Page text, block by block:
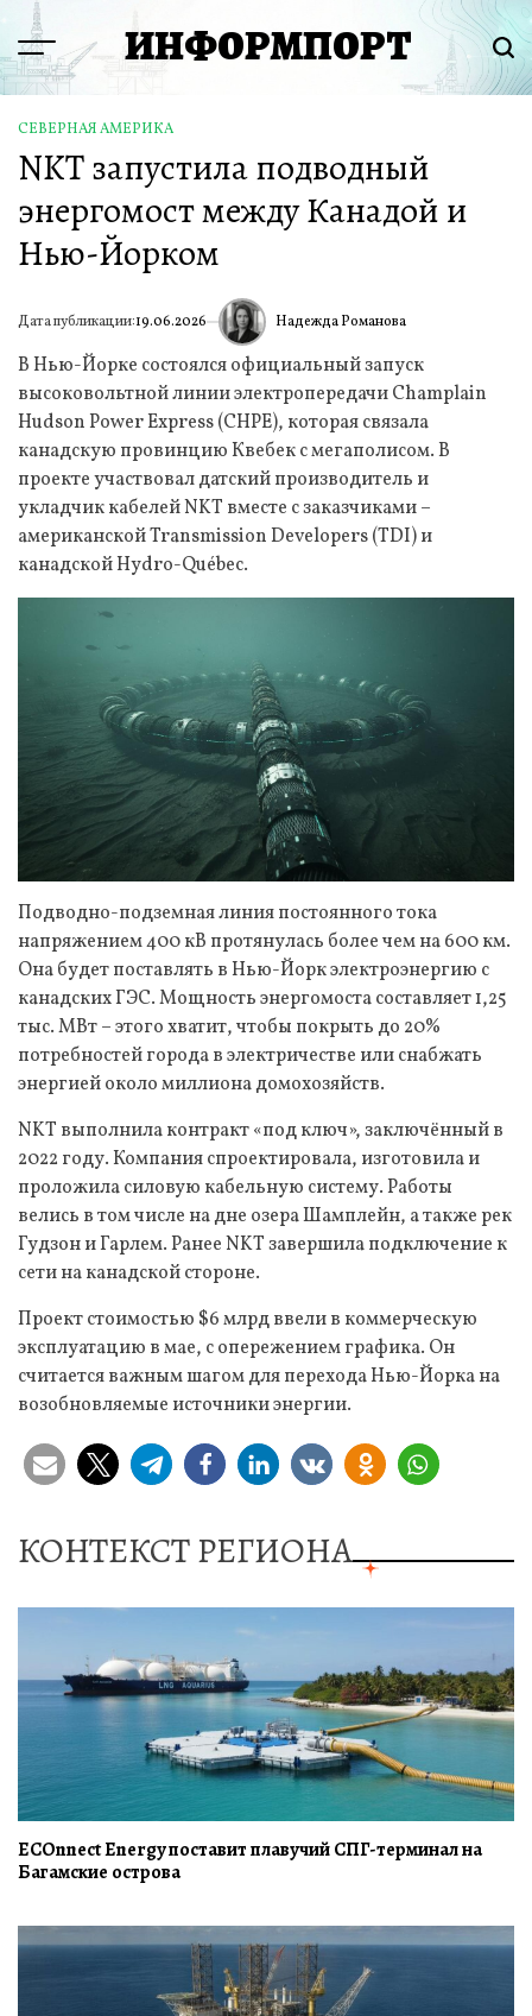
Перейти
содержимому
Menu ИНФОРМПОРТ
ОПУБЛИКОВАНО
В
СЕВЕРНАЯ АМЕРИКА
NKT запустила подводный
энергомост между Канадой и
Нью-Йорком
Дата публикации:19.06.2026 ИА Надежда Романова
В Нью-Йорке состоялся официальный запуск
высоковольтной линии электропередачи Champlain
Hudson Power Express (CHPE), которая связала
канадскую провинцию Квебек с мегаполисом. В
проекте участвовал датский производитель и
укладчик кабелей NKT вместе с заказчиками –
американской Transmission Developers (TDI) и
канадской Hydro-Québec.
Подводно-подземная линия постоянного тока
напряжением 400 кВ протянулась более чем на 600 км.
Она будет поставлять в Нью-Йорк электроэнергию с
канадских ГЭС. Мощность энергомоста составляет 1,25
тыс. МВт – этого хватит, чтобы покрыть до 20%
потребностей города в электричестве или снабжать
энергией около миллиона домохозяйств.
NKT выполнила контракт «под ключ», заключённый в
2022 году. Компания спроектировала, изготовила и
проложила силовую кабельную систему. Работы
велись в том числе на дне озера Шамплейн, а также рек
Гудзон и Гарлем. Ранее NKT завершила подключение к
сети на канадской стороне.
Проект стоимостью $6 млрд ввели в коммерческую
эксплуатацию в мае, с опережением графика. Он
считается важным шагом для перехода Нью-Йорка на
возобновляемые источники энергии.
КОНТЕКСТ РЕГИОНА
ECOnnect Energy поставит плавучий СПГ-терминал на
Багамские острова